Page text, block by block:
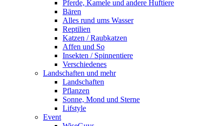
Pferde, Kamele und andere Huftiere
Bären
Alles rund ums Wasser
Reptilien
Katzen / Raubkatzen
Affen und So
Insekten / Spinnentiere
Verschiedenes
Landschaften und mehr
Landschaften
Pflanzen
Sonne, Mond und Sterne
Lifstyle
Event